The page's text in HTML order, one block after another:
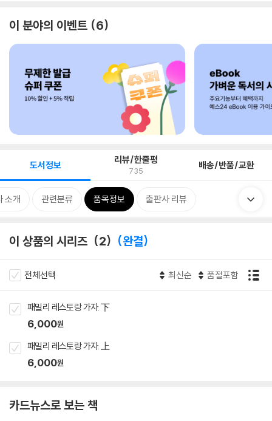
이 분야의 이벤트 6
도서정보 리뷰/한줄평
735 배송/반품/교환
소개 관련분류 품목정보 출판사 리뷰
이 상품의 시리즈 2 완결
전체선택 최신순 품절포함
패밀리 레스토랑 가자. 下
6,000원
패밀리 레스토랑 가자. 上
6,000원
카드뉴스로 보는 책